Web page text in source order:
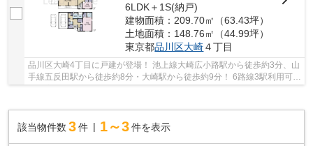
6LDK＋1S(納戸)
建物面積：209.70㎡（63.43坪）
土地面積：148.76㎡（44.99坪）
東京都品川区大崎４丁目
品川区大崎4丁目に戸建が登場！ 池上線大崎広小路駅から徒歩約3分、山
手線五反田駅から徒歩約8分・大崎駅から徒歩約9分！ 6路線3駅利用可能
な大変便利な立地に位置した物件です。 駅徒...
該当物件数 3件 1～3 件を表示